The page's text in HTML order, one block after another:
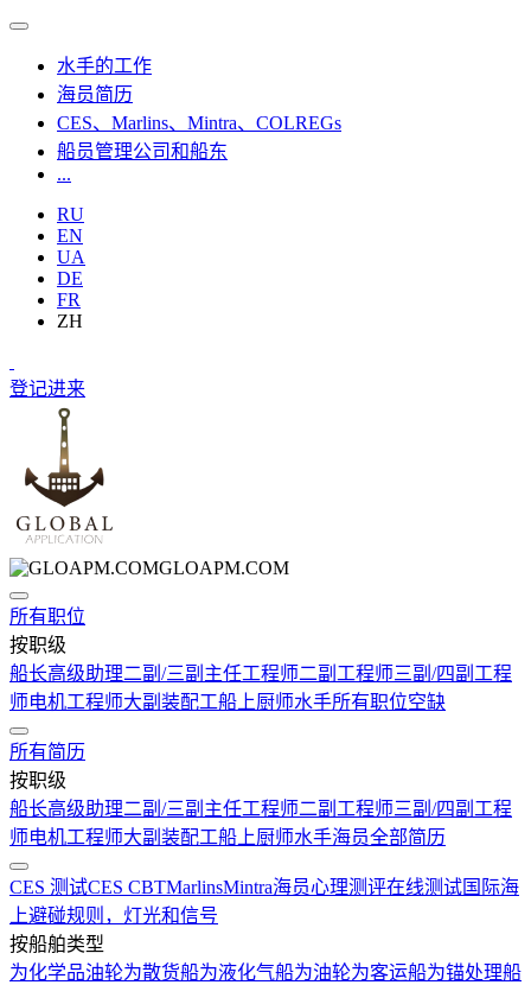
水手的工作
海员简历
CES、Marlins、Mintra、COLREGs
船员管理公司和船东
...
RU
EN
UA
DE
FR
ZH
登记进来
GLOAPM.COM
所有职位
按职级
船长高级助理二副/三副 主任工程师二副工程师三副/四副工程
师电机工程师大副 装配工船上厨师水手所有职位空缺
所有简历
按职级
船长高级助理二副/三副 主任工程师二副工程师三副/四副工程
师电机工程师大副 装配工船上厨师水手海员全部简历
CES 测试CES CBTMarlinsMintra海员心理测评在线测试国际海
上避碰规则，灯光和信号
按船舶类型
为化学品油轮为散货船为液化气船为油轮为客运船为锚处理船